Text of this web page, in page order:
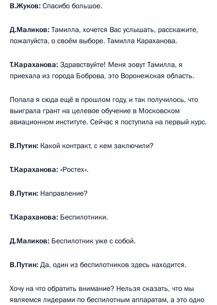
В.Жуков: Спасибо большое.
Д.Маликов: Тамилла, хочется Вас услышать, расскажите,
пожалуйста, о своём выборе. Тамилла Караханова.
Т.Караханова: Здравствуйте! Меня зовут Тамилла, я
приехала из города Боброва, это Воронежская область.
Попала я сюда ещё в прошлом году, и так получилось, что
выиграла грант на целевое обучение в Московском
авиационном институте. Сейчас я поступила на первый курс.
В.Путин: Какой контракт, с кем заключили?
Т.Караханова: «Ростех».
В.Путин: Направление?
Т.Караханова: Беспилотники.
Д.Маликов: Беспилотник уже с собой.
В.Путин: Да, один из беспилотников здесь находится.
Хочу на что обратить внимание? Нельзя сказать, что мы
являемся лидерами по беспилотным аппаратам, а это одно